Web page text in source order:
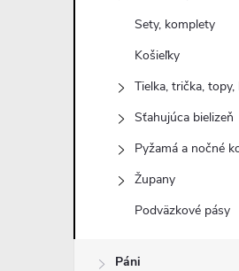
Sety, komplety
Košieľky
Tielka, trička,
Sťahujúca bielizeň
Pyžamá a nočné
Župany
Podväzkové pásy
Páni